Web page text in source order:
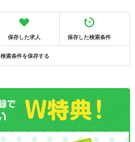
保存した求人 保存した検索条件
検索条件を保存する